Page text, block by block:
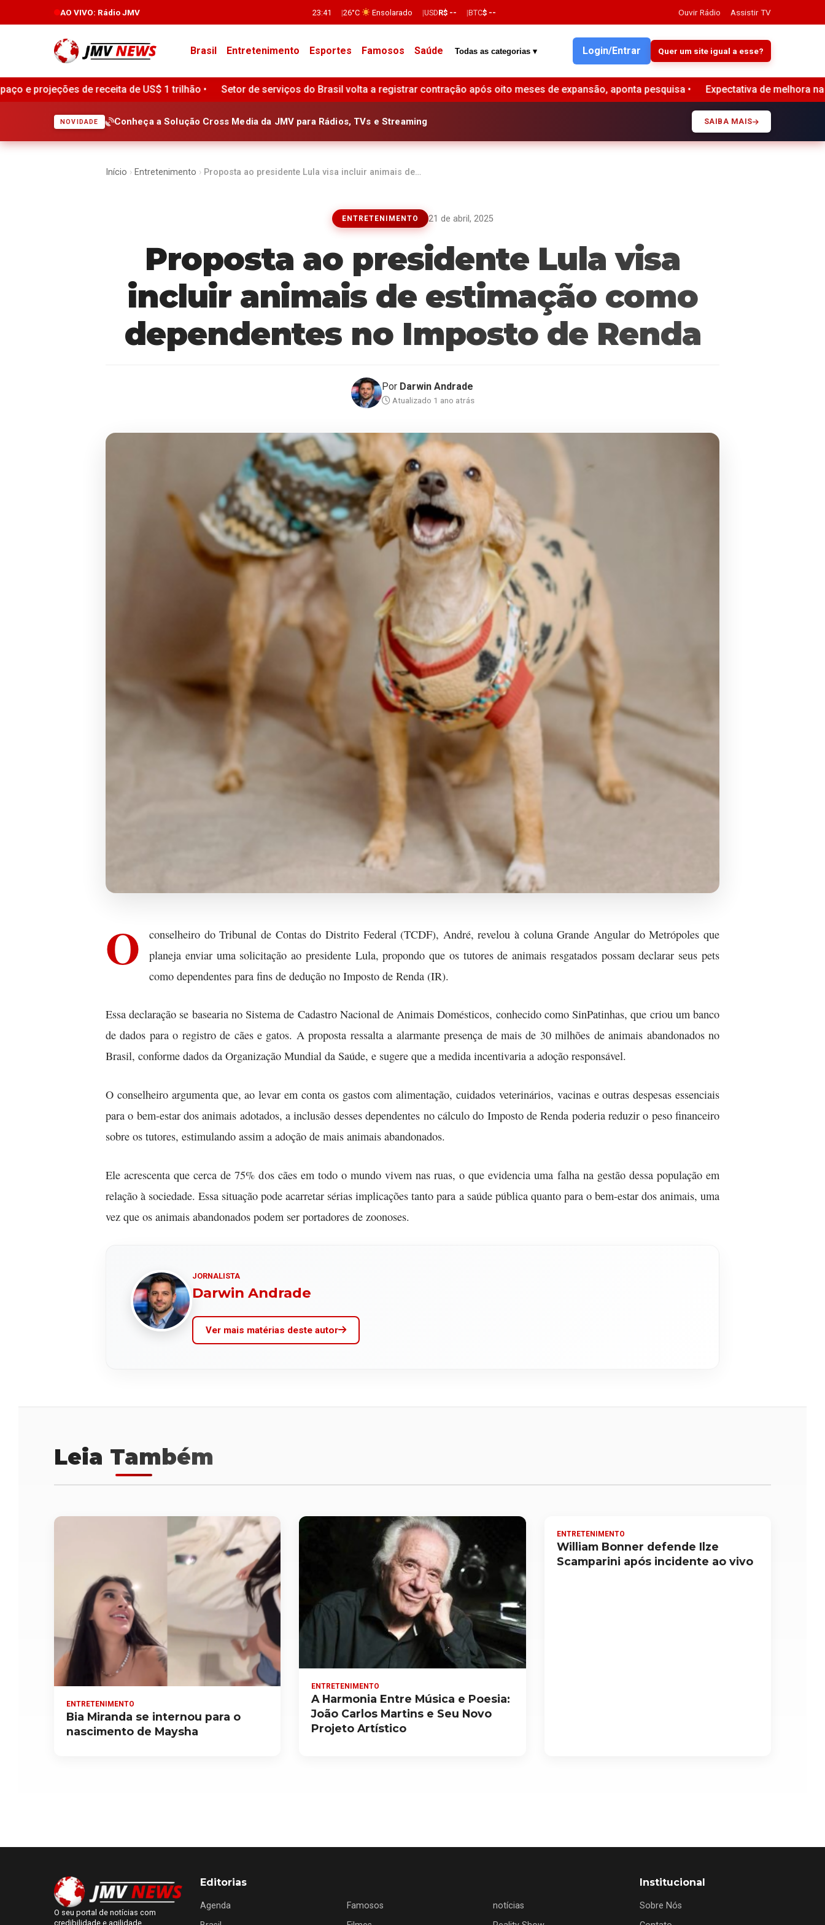
AO VIVO: Rádio JMV 23:41 26°C Ensolarado USDR$ -- BTC$ -- Ouvir Rádio Assistir TV
Brasil Entretenimento Esportes Famosos Saúde Todas as categorias ▾ Login/Entrar Quer um site igual a esse?
1 trilhão • Setor de serviços do Brasil volta a registrar contração após oito meses de expansão, aponta pesquisa • Expectativa de melhora na economia brasileira aumenta
NOVIDADE Conheça a Solução Cross Media da JMV para Rádios, TVs e Streaming SAIBA MAIS
Início › Entretenimento › Proposta ao presidente Lula visa incluir animais de…
ENTRETENIMENTO 21 de abril, 2025
Proposta ao presidente Lula visa
incluir animais de estimação como
dependentes no Imposto de Renda
Por Darwin Andrade
Atualizado 1 ano atrás
O
conselheiro do Tribunal de Contas do Distrito Federal (TCDF), André, revelou à coluna Grande Angular do Metrópoles que
planeja enviar uma solicitação ao presidente Lula, propondo que os tutores de animais resgatados possam declarar seus pets
como dependentes para fins de dedução no Imposto de Renda (IR).
Essa declaração se basearia no Sistema de Cadastro Nacional de Animais Domésticos, conhecido como SinPatinhas, que criou um banco
de dados para o registro de cães e gatos. A proposta ressalta a alarmante presença de mais de 30 milhões de animais abandonados no
Brasil, conforme dados da Organização Mundial da Saúde, e sugere que a medida incentivaria a adoção responsável.
O conselheiro argumenta que, ao levar em conta os gastos com alimentação, cuidados veterinários, vacinas e outras despesas essenciais
para o bem-estar dos animais adotados, a inclusão desses dependentes no cálculo do Imposto de Renda poderia reduzir o peso financeiro
sobre os tutores, estimulando assim a adoção de mais animais abandonados.
Ele acrescenta que cerca de 75% dos cães em todo o mundo vivem nas ruas, o que evidencia uma falha na gestão dessa população em
relação à sociedade. Essa situação pode acarretar sérias implicações tanto para a saúde pública quanto para o bem-estar dos animais, uma
vez que os animais abandonados podem ser portadores de zoonoses.
JORNALISTA
Darwin Andrade
Ver mais matérias deste autor
Leia Também
ENTRETENIMENTO
Bia Miranda se internou para o
nascimento de Maysha
ENTRETENIMENTO
A Harmonia Entre Música e Poesia:
João Carlos Martins e Seu Novo
Projeto Artístico
ENTRETENIMENTO
William Bonner defende Ilze
Scamparini após incidente ao vivo
O seu portal de notícias com
credibilidade e agilidade.
Editorias
Agenda
Famosos
notícias
Institucional
Sobre Nós